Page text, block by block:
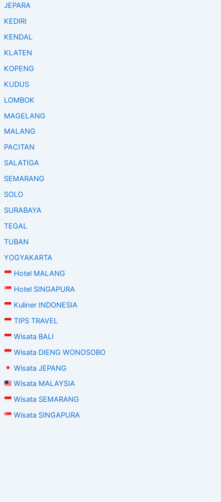
JEPARA
KEDIRI
KENDAL
KLATEN
KOPENG
KUDUS
LOMBOK
MAGELANG
MALANG
PACITAN
SALATIGA
SEMARANG
SOLO
SURABAYA
TEGAL
TUBAN
YOGYAKARTA
Hotel MALANG
Hotel SINGAPURA
Kuliner INDONESIA
TIPS TRAVEL
Wisata BALI
Wisata DIENG WONOSOBO
Wisata JEPANG
Wisata MALAYSIA
Wisata SEMARANG
Wisata SINGAPURA